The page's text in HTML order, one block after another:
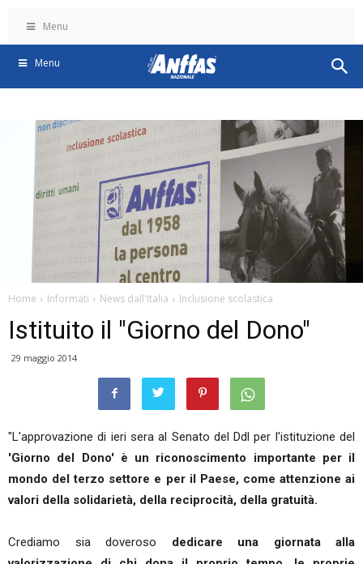
Menu
Menu
Home Informati News dall'Italia Inclusione scolastica
Istituito il "Giorno del Dono"
29 maggio 2014
"L'approvazione di ieri sera al Senato del Ddl per l'istituzione del
'Giorno del Dono' è un riconoscimento importante per il
mondo del terzo settore e per il Paese, come attenzione ai
valori della solidarietà, della reciprocità, della gratuità.
Crediamo sia doveroso dedicare una giornata alla